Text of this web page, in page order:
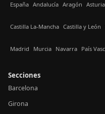
España Andalucía Aragón
Castilla La-Mancha Castilla y León
Madrid Murcia Navarra País
Secciones
Barcelona
Girona